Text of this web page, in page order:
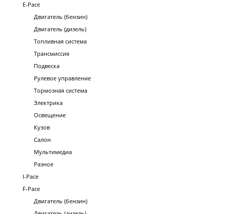
E-Pace
Двигатель (бензин)
Двигатель (дизель)
Топливная система
Трансмиссия
Подвеска
Рулевое управление
Тормозная система
Электрика
Освещение
Кузов
Салон
Мультимедиа
Разное
I-Pace
F-Pace
Двигатель (бензин)